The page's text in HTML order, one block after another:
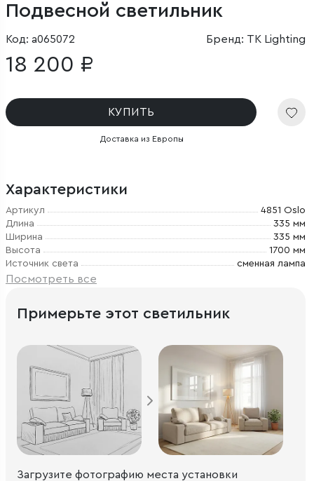
Подвесной светильник
Код: a065072 Бренд: TK Lighting
18 200 ₽
КУПИТЬ
Доставка из Европы
Характеристики
Артикул
4851 Oslo
Длина
335 мм
Ширина
335 мм
Высота
1700 мм
Источник света
сменная лампа
Посмотреть все
Примерьте этот светильник
Загрузите фотографию места установки